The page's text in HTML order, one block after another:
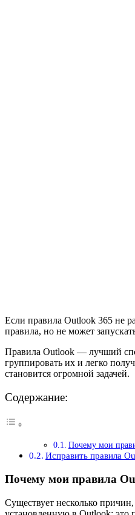
Если правила Outlook 365 не
правила, но не может
Правила Outlook — лучший
группировать их и легко
становится огромной задачей.
Содержание:
Почему мои
Исправить правила
Почему мои правила
Существует несколько